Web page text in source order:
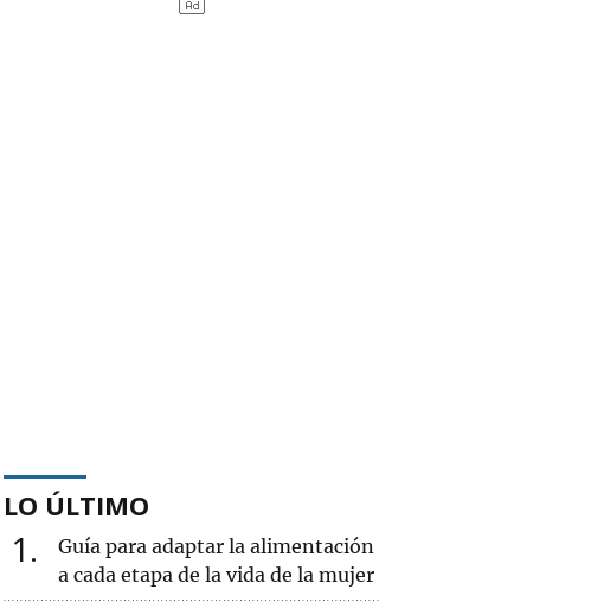
LO ÚLTIMO
1
Guía para adaptar la alimentación
a cada etapa de la vida de la mujer